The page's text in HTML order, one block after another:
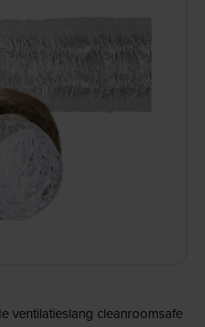
ventilatieslang cleanroomsafe